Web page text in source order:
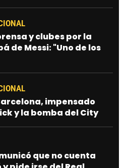
y clubes por la
de Messi: "Uno de los
impensado
y la bomba del City
que no cuenta